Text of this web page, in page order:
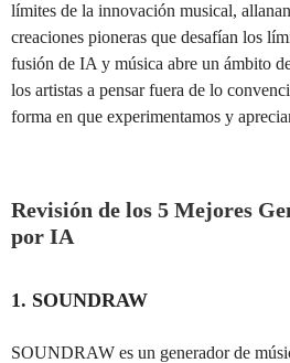
límites de la innovación musical,
creaciones pioneras que desafían los
fusión de IA y música abre un ámbito
los artistas a pensar fuera de lo
forma en que experimentamos y
Revisión de los 5 Mejores
por IA
1. SOUNDRAW
SOUNDRAW es un generador de